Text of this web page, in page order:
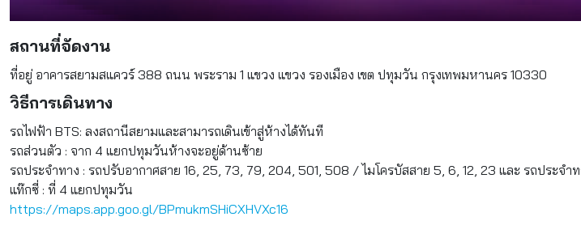
สถานที่จัดงาน
ที่อยู่ อาคารสยามสแควร์ 388 ถนน พระราม 1 แขวง แขวง รองเมือง เขต ปทุมวัน กรุงเทพมหานคร 10330
วิธีการเดินทาง
รถไฟฟ้า BTS: ลงสถานีสยามและสามารถเดินเข้าสู่ห้างได้ทันที
รถส่วนตัว : จาก 4 แยกปทุมวันห้างจะอยู่ด้านซ้าย
รถประจำทาง : รถปรับอากาศสาย 16, 25, 73, 79, 204, 501, 508 / ไมโครบัสสาย 5, 6, 12, 23 และ รถประจำ
แท๊กซี่ : ที่ 4 แยกปทุมวัน
https://maps.app.goo.gl/BPmukmSHiCXHVXc16